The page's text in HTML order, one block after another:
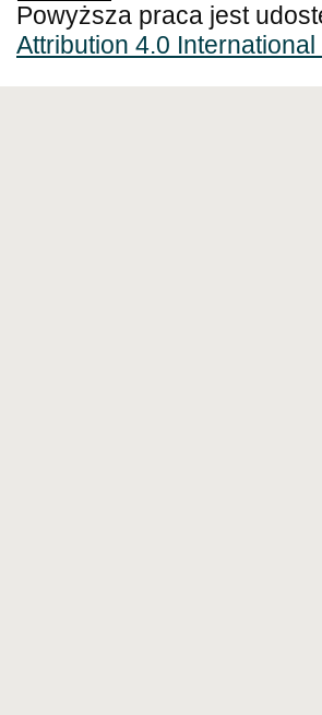
Powyższa praca jest
Attribution 4.0